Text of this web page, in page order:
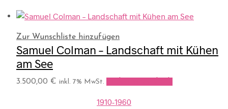
Zur Wunschliste hinzufügen
Samuel Colman – Landschaft mit Kühen
am See
3.500,00 € inkl. 7% MwSt.
1910-1960